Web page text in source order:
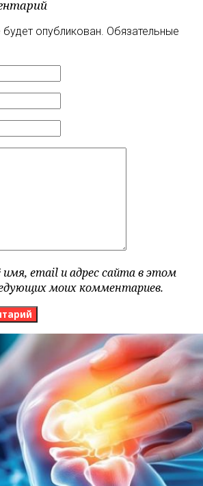
опубликован. Обязательные
email и адрес сайта в этом
моих комментариев.